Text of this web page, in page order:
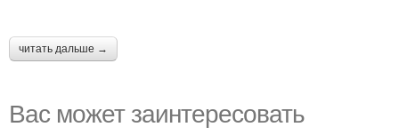
читать дальше →
Вас может заинтересовать